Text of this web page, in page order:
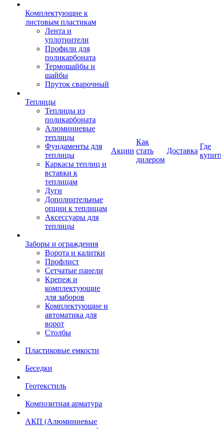
Комплектующие к
листовым пластикам
Лента и
уплотнители
Профили для
поликарбоната
Термошайбы и
шайбы
Пруток сварочный
Теплицы
Теплицы из
поликарбоната
Алюминиевые
теплицы
Фундаменты для
теплицы
Каркасы теплиц и
вставки к
теплицам
Дуги
Дополнительные
опции к теплицам
Аксессуары для
теплицы
Заборы и ограждения
Ворота и калитки
Профлист
Сетчатые панели
Крепеж и
комплектующие
для заборов
Комплектующие и
автоматика для
ворот
Столбы
Пластиковые емкости
Беседки
Геотекстиль
Композитная арматура
АКП (Алюминиевые
Акции
Как
стать
дилером
Доставка
Где